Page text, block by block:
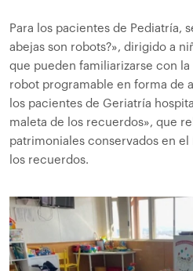
Para los pacientes de Pediatría,
abejas son robots?», dirigido a
que pueden familiarizarse con
robot programable en forma de
los pacientes de Geriatría
maleta de los recuerdos», que
patrimoniales conservados en
los recuerdos.